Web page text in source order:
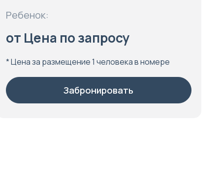
Ребенок:
от Цена по запросу
* Цена за размещение 1 человека в номере
Забронировать